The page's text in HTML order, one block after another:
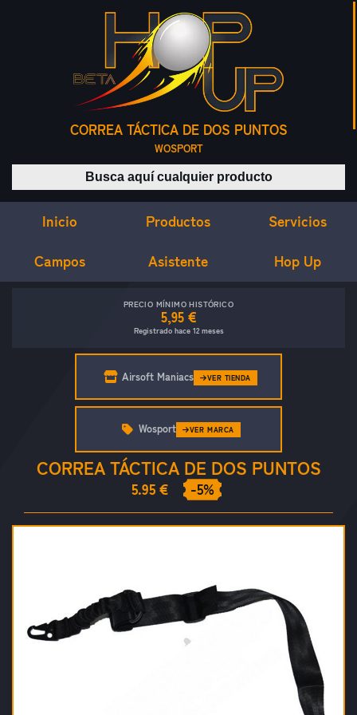
CORREA TÁCTICA DE DOS PUNTOS
WOSPORT
Buscar productos
Inicio Productos Servicios
Campos Asistente Hop Up
PRECIO MÍNIMO HISTÓRICO
5,95 €
Registrado hace 12 meses
Airsoft Maniacs VER TIENDA
CORREA TÁCTICA DE DOS PUNTOS
5.95 € -5%
Wosport VER MARCA